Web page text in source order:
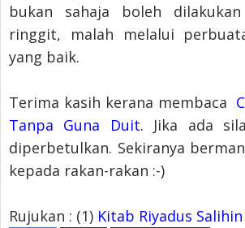
bukan sahaja boleh
ringgit, malah melalui
yang baik.
Terima kasih kerana membaca
Tanpa Guna Duit. Jika ada
diperbetulkan. Sekiranya
kepada rakan-rakan :-)
Rujukan : (1) Kitab Riyadus Salihin